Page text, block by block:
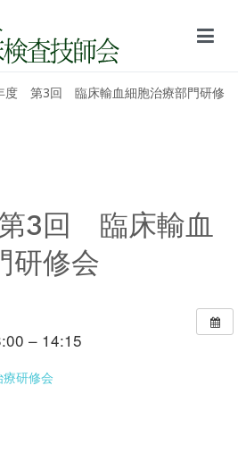
度 第3回 臨床輸血細胞治療部門研修
3回 臨床輸血
研修会
– 14:15
研修会